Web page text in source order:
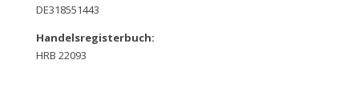
DE318551443
Handelsregisterbuch:
HRB 22093